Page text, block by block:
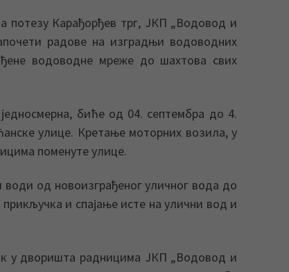
потезу Карађорђев трг, ЈКП „Водовод и
радове на изградњи водоводних
водоводне мреже до шахтова свих
биће од 04. септембра до 4.
улице. Кретање моторних возила, у
поменуте улице.
од новоизграђеног уличног вода до
и спајање исте на улични вод и
у дворишта радницима ЈКП „Водовод и